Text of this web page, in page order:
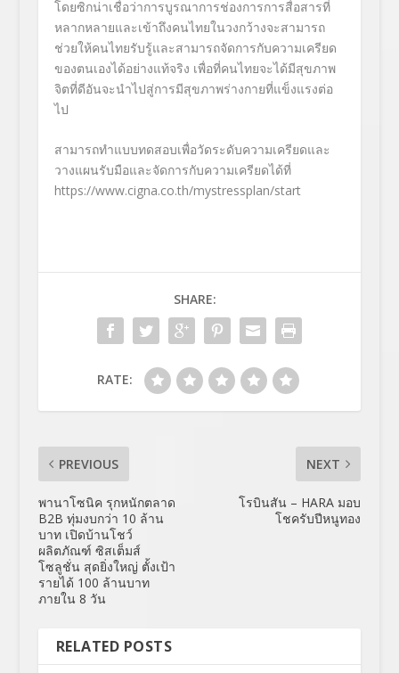
โดยซิกน่าเชื่อว่าการบูรณาการช่องการการสื่อสารที่
หลากหลายและเข้าถึงคนไทยในวงกว้างจะสามารถ
ช่วยให้คนไทยรับรู้และสามารถจัดการกับความเครียด
ของตนเองได้อย่างแท้จริง เพื่อที่คนไทยจะได้มีสุขภาพ
จิตที่ดีอันจะนำไปสู่การมีสุขภาพร่างกายที่แข็งแรงต่อ
ไป
สามารถทำแบบทดสอบเพื่อวัดระดับความเครียดและ
วางแผนรับมือและจัดการกับความเครียดได้ที่
https://www.cigna.co.th/mystressplan/start
SHARE:
RATE:
PREVIOUS
พานาโซนิค รุกหนักตลาด
B2B ทุ่มงบกว่า 10 ล้าน
บาท เปิดบ้านโชว์
ผลิตภัณฑ์ ซิสเต็มส์
โซลูชั่น สุดยิ่งใหญ่ ตั้งเป้า
รายได้ 100 ล้านบาท
ภายใน 8 วัน
NEXT
โรบินสัน – HARA มอบ
โชครับปีหนูทอง
RELATED POSTS